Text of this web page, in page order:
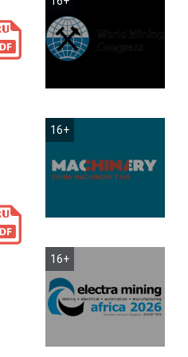
16+
16+